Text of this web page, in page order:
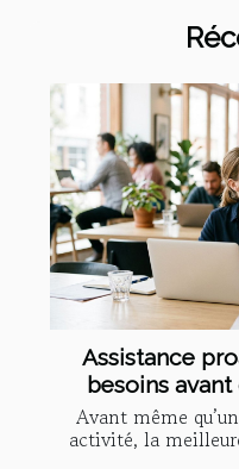
Assistance
besoins avant
Avant même
activité, la